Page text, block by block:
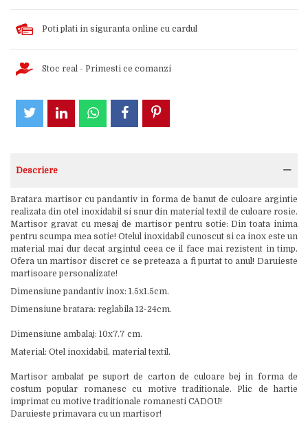
Poti plati in siguranta online cu cardul
Stoc real - Primesti ce comanzi
Descriere
Bratara martisor cu pandantiv in forma de banut de culoare argintie
realizata din otel inoxidabil si snur din material textil de culoare rosie.
Martisor gravat cu mesaj de martisor pentru sotie: Din toata inima
pentru scumpa mea sotie! Otelul inoxidabil cunoscut si ca inox este un
material mai dur decat argintul ceea ce il face mai rezistent in timp.
Ofera un martisor discret ce se preteaza a fi purtat to anul! Daruieste
martisoare personalizate!
Dimensiune pandantiv inox: 1.5x1.5cm.
Dimensiune bratara: reglabila 12-24cm.
Dimensiune ambalaj: 10x7.7 cm.
Material: Otel inoxidabil, material textil.
Martisor ambalat pe suport de carton de culoare bej in forma de
costum popular romanesc cu motive traditionale. Plic de hartie
imprimat cu motive traditionale romanesti CADOU!
Daruieste primavara cu un martisor!